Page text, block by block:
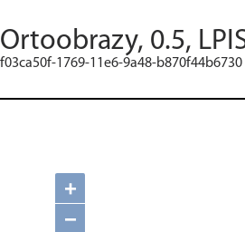
Ortoobrazy, 0.5,
f03ca50f-1769-11e6-9a48-b870f44b6730
+
−